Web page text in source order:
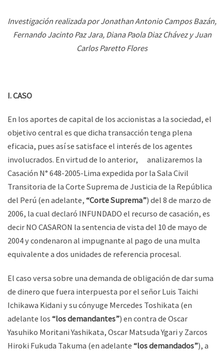
Investigación realizada por Jonathan Antonio Campos Bazán,
Fernando Jacinto Paz Jara, Diana Paola Diaz Chávez y Juan
Carlos Paretto Flores
I. CASO
En los aportes de capital de los accionistas a la sociedad, el
objetivo central es que dicha transacción tenga plena
eficacia, pues así se satisface el interés de los agentes
involucrados. En virtud de lo anterior, analizaremos la
Casación N° 648-2005-Lima expedida por la Sala Civil
Transitoria de la Corte Suprema de Justicia de la República
del Perú (en adelante, “Corte Suprema”) del 8 de marzo de
2006, la cual declaró INFUNDADO el recurso de casación, es
decir NO CASARON la sentencia de vista del 10 de mayo de
2004 y condenaron al impugnante al pago de una multa
equivalente a dos unidades de referencia procesal.
El caso versa sobre una demanda de obligación de dar suma
de dinero que fuera interpuesta por el señor Luis Taichi
Ichikawa Kidani y su cónyuge Mercedes Toshikata (en
adelante los “los demandantes”) en contra de Oscar
Yasuhiko Moritani Yashikata, Oscar Matsuda Ygari y Zarcos
Hiroki Fukuda Takuma (en adelante “los demandados”), a